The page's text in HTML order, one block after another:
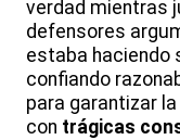
verdad mientras
defensores
estaba haciendo
confiando
para garantizar la
con trágicas